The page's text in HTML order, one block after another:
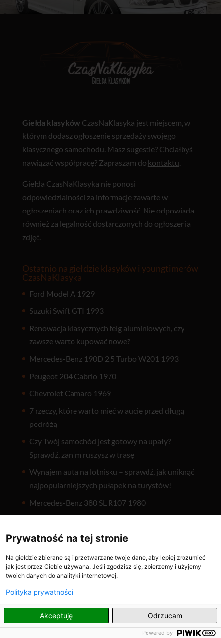
Giełda klasyków CzasNaKlasyka jest miejscem, w
którym dodasz ogłoszenie sprzedaży swojego
klasycznego samochodu. Masz sugestie? Chciałbyś
nawiązać współpracę? Zapraszam do kontaktu
Giełda CzasNaKlasyka nie ponosi
odpowiedzialności za informacje zawarte w
ogłoszeniach oraz ich prawdziwość. Nie odpowiada
również za legalność dostarczonych do ogłoszenia
zdjęć.
Ostatnio na giełdzie klasyków i youngtimerów
CzasNaKlasyka
Ford Model A 1929
Suzuki Swift GTI 1993
Renowacja klasycznych felg aluminiowych, czy
zawsze warto kupować nowe?
Mercedes-Benz 190D 2.5 Turbo W201 1993
Peugeot 204 Cabrio 1970
Chevrolet Camaro 1969
7 rzeczy, które warto mieć w aucie przed długą
podróżą
Czy Twój samochód jest gotowy na upały?
Sprawdź, zanim ruszysz w trasę
Wynajem auta na lotnisku – sprawdź, jak uniknąć
najpopularniejszych pułapek na turystów!
Mercedes-Benz 380 SL R107 1980
Ważne linki
Giełda Klasyków CnK
Dodaj ogłoszenie
CnK: Profil
Oferta
Firmy
PL
Prywatność na tej stronie
Na giełdzie zbierane są i przetwarzane twoje dane, aby lepiej zrozumieć
jak jest przez Ciebie używana. Jeśli zgodzisz się, zbierzemy i użyjemy
twoich danych do analityki internetowej.
Polityka prywatności
Akceptuję Odrzucam
Powered by